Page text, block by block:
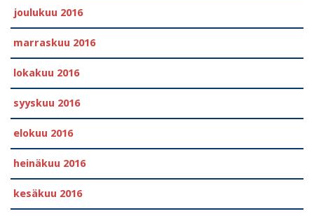
joulukuu 2016
marraskuu 2016
lokakuu 2016
syyskuu 2016
elokuu 2016
heinäkuu 2016
kesäkuu 2016